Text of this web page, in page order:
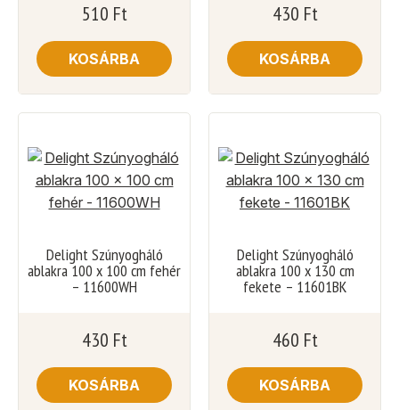
510 Ft
KOSÁRBA
430 Ft
KOSÁRBA
Delight Szúnyogháló
ablakra 100 x 100 cm fehér
– 11600WH
430 Ft
KOSÁRBA
Delight Szúnyogháló
ablakra 100 x 130 cm
fekete – 11601BK
460 Ft
KOSÁRBA